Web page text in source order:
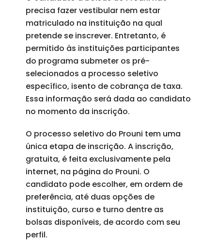
precisa fazer vestibular nem estar
matriculado na instituição na qual
pretende se inscrever. Entretanto, é
permitido às instituições participantes
do programa submeter os pré-
selecionados a processo seletivo
específico, isento de cobrança de taxa.
Essa informação será dada ao candidato
no momento da inscrição.
O processo seletivo do Prouni tem uma
única etapa de inscrição. A inscrição,
gratuita, é feita exclusivamente pela
internet, na página do Prouni. O
candidato pode escolher, em ordem de
preferência, até duas opções de
instituição, curso e turno dentre as
bolsas disponíveis, de acordo com seu
perfil.